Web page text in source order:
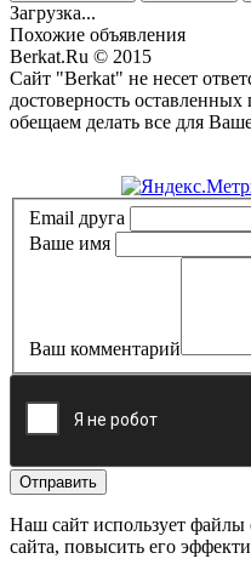
Загрузка...
Похожие объявления
Berkat.Ru © 2015
Сайт "Berkat" не несет
достоверность
обещаем делать все для
Email друга
Ваше имя
Ваш комментарий
Отправить
Наш сайт использует
сайта, повысить его